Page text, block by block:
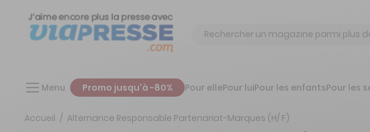
Chercher
Menu Promo jusqu'à -80% Pour ellePour luiPour les enfantsPour les
Accueil Alternance Responsable Partenariat-Marques (H/ F)